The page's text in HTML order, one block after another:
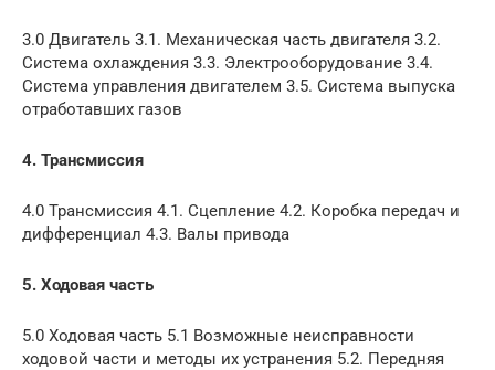
3.0 Двигатель 3.1. Механическая часть двигателя 3.2.
Система охлаждения 3.3. Электрооборудование 3.4.
Система управления двигателем 3.5. Система выпуска
отработавших газов
4. Трансмиссия
4.0 Трансмиссия 4.1. Сцепление 4.2. Коробка передач и
дифференциал 4.3. Валы привода
5. Ходовая часть
5.0 Ходовая часть 5.1 Возможные неисправности
ходовой части и методы их устранения 5.2. Передняя